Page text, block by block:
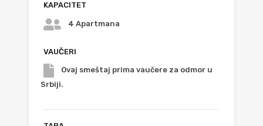
KAPACITET
4 Apartmana
VAUČERI
Ovaj smeštaj prima vaučere za odmor u
Srbiji.